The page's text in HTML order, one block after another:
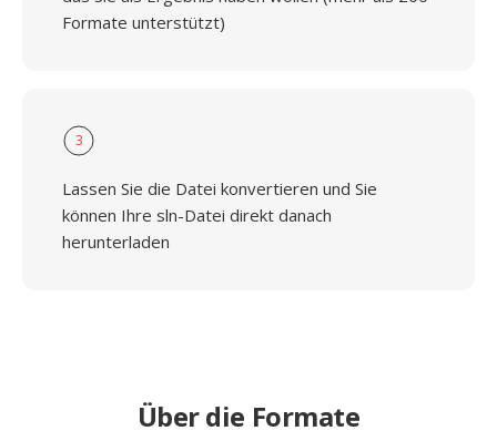
Formate unterstützt)
3
Lassen Sie die Datei konvertieren und Sie
können Ihre sln-Datei direkt danach
herunterladen
Über die Formate